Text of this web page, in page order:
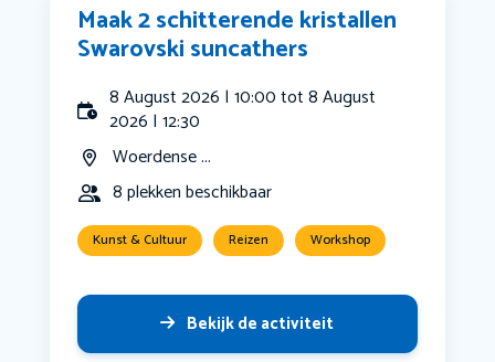
Maak 2 schitterende kristallen
Swarovski suncathers
8 August 2026 | 10:00 tot 8 August
2026 | 12:30
Woerdense ...
8 plekken beschikbaar
Kunst & Cultuur Reizen Workshop
Bekijk de activiteit